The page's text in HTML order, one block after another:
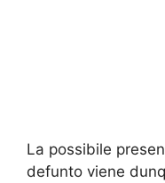
La possibile
defunto viene